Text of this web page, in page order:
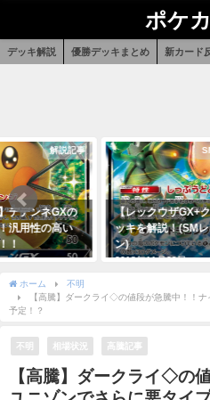
ポケ
デッキ解説 優勝デッキまとめ 新カード
解説記事
デデンネGXの
汎用性の高い
！
【レックウザGX+
ッキを解説！(SM
ン)
2018年11月29日
ホーム
不明
【高騰】ダークライ◇の値段が急騰中！！
予定！？
不明 相場状況 高騰記事
【高騰】ダークライ◇の